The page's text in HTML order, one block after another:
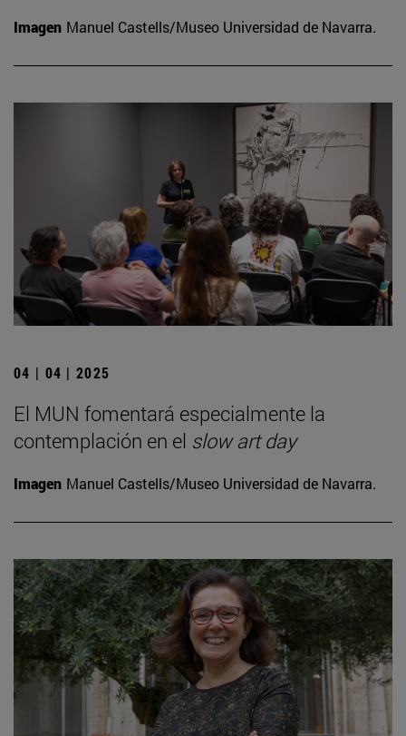
Imagen Manuel Castells/Museo Universidad de Navarra.
04 | 04 | 2025
El MUN fomentará especialmente la
contemplación en el slow art day
Imagen Manuel Castells/Museo Universidad de Navarra.